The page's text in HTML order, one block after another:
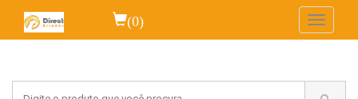
(0)
Toggle